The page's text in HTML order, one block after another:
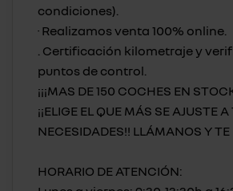
condiciones).
· Realizamos venta 100% online.
. Certificación kilometraje y
puntos de control.
¡¡¡MAS DE 150 COCHES EN
¡¡ELIGE EL QUE MÁS SE AJUSTE A
NECESIDADES!! LLÁMANOS Y
HORARIO DE ATENCIÓN: